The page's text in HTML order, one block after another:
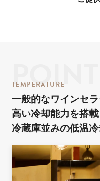
POINT
TEMPERATURE
一般的なワインセ
高い冷却能力を搭
冷蔵庫並みの低温